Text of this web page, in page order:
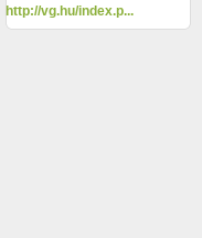
http://vg.hu/index.p...